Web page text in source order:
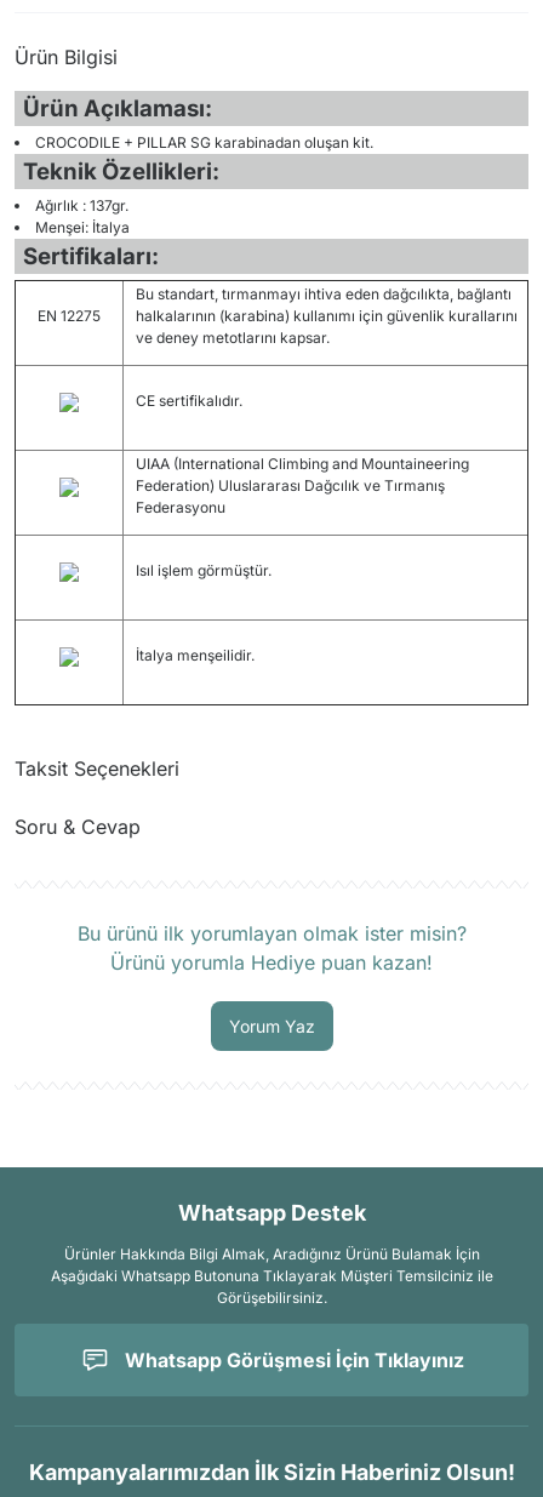
Ürün Bilgisi
Ürün Açıklaması:
CROCODILE + PILLAR SG karabinadan oluşan kit.
Teknik Özellikleri:
Ağırlık : 137gr.
Menşei: İtalya
Sertifikaları:
EN 12275
Bu standart, tırmanmayı ihtiva eden dağcılıkta, bağlantı
halkalarının (karabina) kullanımı için güvenlik kurallarını
ve deney metotlarını kapsar.
CE sertifikalıdır.
UIAA (International Climbing and Mountaineering
Federation) Uluslararası Dağcılık ve Tırmanış
Federasyonu
Isıl işlem görmüştür.
İtalya menşeilidir.
Taksit Seçenekleri
Soru & Cevap
Bu ürünü ilk yorumlayan olmak ister misin?
Ürünü yorumla Hediye puan kazan!
Yorum Yaz
Whatsapp Destek
Ürünler Hakkında Bilgi Almak, Aradığınız Ürünü Bulamak İçin
Aşağıdaki Whatsapp Butonuna Tıklayarak Müşteri Temsilciniz ile
Görüşebilirsiniz.
Whatsapp Görüşmesi İçin Tıklayınız
Kampanyalarımızdan İlk Sizin Haberiniz Olsun!